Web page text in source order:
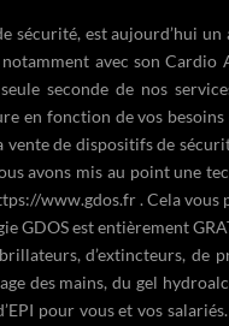
sécurité, est aujourd’hui
notamment avec sonCardio
seconde de nos
en fonction de vos
de dispositifs de
avons mis au point une
www.gdos.fr. Cela vous
GDOSest entièrement
, d’extincteurs, de
des mains, du gel
pour vous et vos